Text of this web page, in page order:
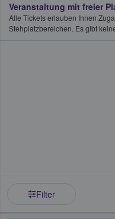
Veranstaltung mit freier
Alle Tickets erlauben Ihnen
Stehplatzbereichen. Es gibt
Filter